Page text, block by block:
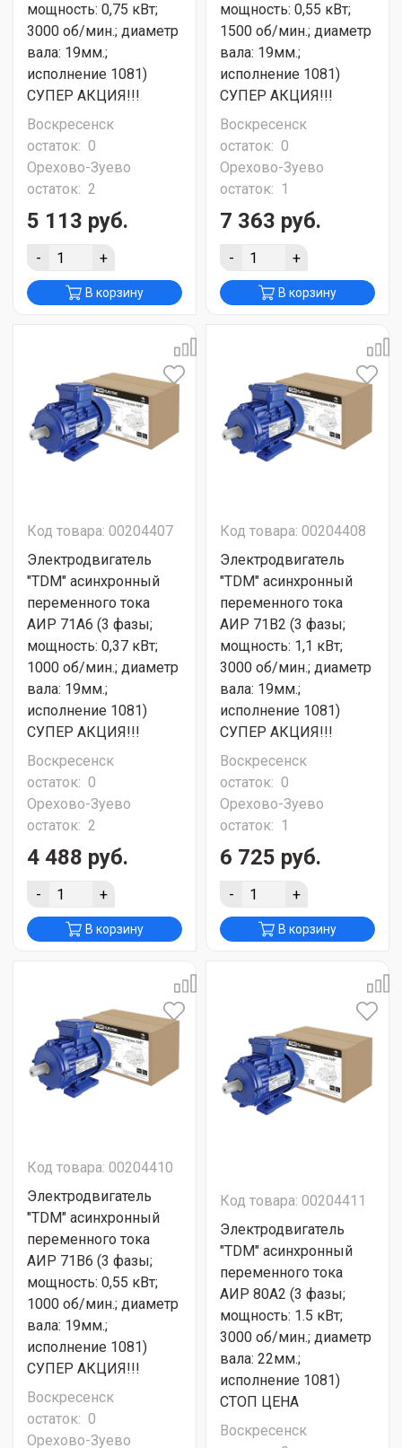
мощность: 0,75 кВт;
3000 об/мин.; диаметр
вала: 19мм.;
исполнение 1081)
СУПЕР АКЦИЯ!!!
Воскресенск
остаток: 0
Орехово-Зуево
остаток: 2
5 113 руб.
- +
В корзину
мощность: 0,55 кВт;
1500 об/мин.; диаметр
вала: 19мм.;
исполнение 1081)
СУПЕР АКЦИЯ!!!
Воскресенск
остаток: 0
Орехово-Зуево
остаток: 1
7 363 руб.
- +
В корзину
Код товара: 00204407
Электродвигатель
"TDM" асинхронный
переменного тока
АИР 71A6 (3 фазы;
мощность: 0,37 кВт;
1000 об/мин.; диаметр
вала: 19мм.;
исполнение 1081)
СУПЕР АКЦИЯ!!!
Воскресенск
остаток: 0
Орехово-Зуево
остаток: 2
4 488 руб.
- +
В корзину
Код товара: 00204408
Электродвигатель
"TDM" асинхронный
переменного тока
АИР 71B2 (3 фазы;
мощность: 1,1 кВт;
3000 об/мин.; диаметр
вала: 19мм.;
исполнение 1081)
СУПЕР АКЦИЯ!!!
Воскресенск
остаток: 0
Орехово-Зуево
остаток: 1
6 725 руб.
- +
В корзину
Код товара: 00204410
Электродвигатель
"TDM" асинхронный
переменного тока
АИР 71B6 (3 фазы;
мощность: 0,55 кВт;
1000 об/мин.; диаметр
вала: 19мм.;
исполнение 1081)
СУПЕР АКЦИЯ!!!
Воскресенск
остаток: 0
Орехово-Зуево
Код товара: 00204411
Электродвигатель
"TDM" асинхронный
переменного тока
АИР 80A2 (3 фазы;
мощность: 1.5 кВт;
3000 об/мин.; диаметр
вала: 22мм.;
исполнение 1081)
СТОП ЦЕНА
Воскресенск